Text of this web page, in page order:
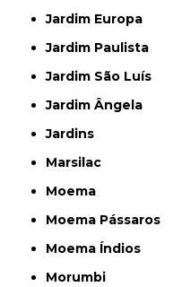
Jardim Europa
Jardim Paulista
Jardim São Luís
Jardim Ângela
Jardins
Marsilac
Moema
Moema Pássaros
Moema Índios
Morumbi